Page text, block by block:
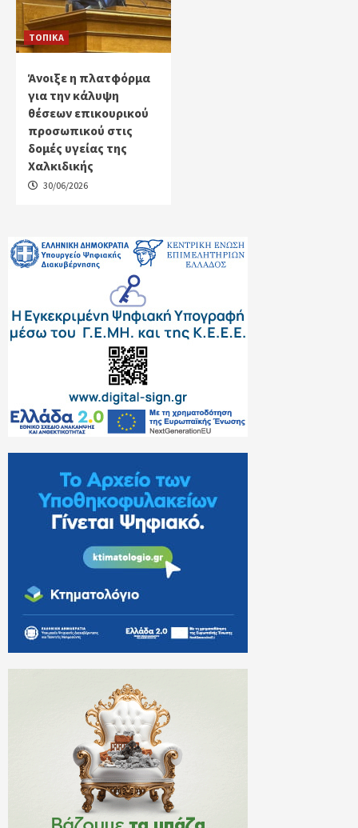
ΤΟΠΙΚΑ
Άνοιξε η πλατφόρμα
για την κάλυψη
θέσεων επικουρικού
προσωπικού στις
δομές υγείας της
Χαλκιδικής
30/06/2026